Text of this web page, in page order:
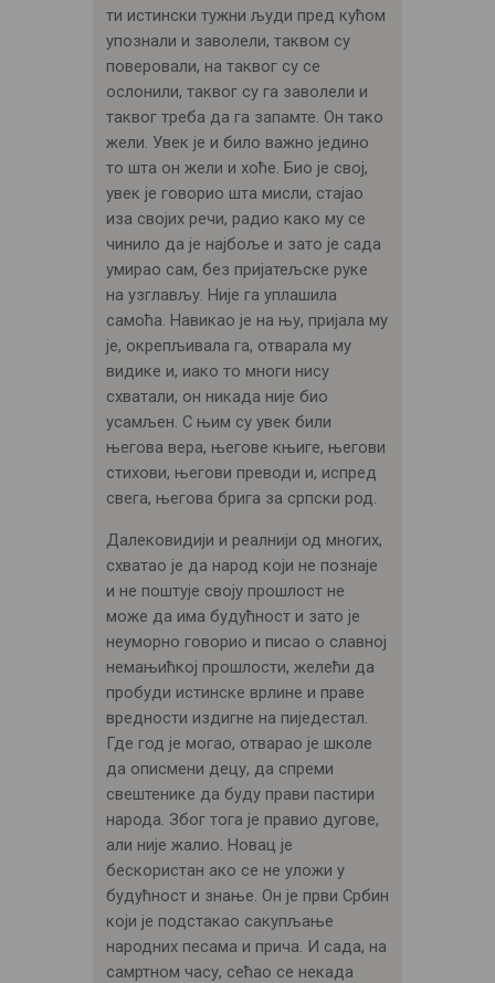
ти истински тужни људи пред кућом
упознали и заволели, таквом су
поверовали, на таквог су се
ослонили, таквог су га заволели и
таквог треба да га запамте. Он тако
жели. Увек је и било важно једино
то шта он жели и хоће. Био је свој,
увек је говорио шта мисли, стајао
иза својих речи, радио како му се
чинило да је најбоље и зато је сада
умирао сам, без пријатељске руке
на узглављу. Није га уплашила
самоћа. Навикао је на њу, пријала му
је, окрепљивала га, отварала му
видике и, иако то многи нису
схватали, он никада није био
усамљен. С њим су увек били
његова вера, његове књиге, његови
стихови, његови преводи и, испред
свега, његова брига за српски род.
Далековидији и реалнији од многих,
схватао је да народ који не познаје
и не поштује своју прошлост не
може да има будућност и зато је
неуморно говорио и писао о славној
немањићкој прошлости, желећи да
пробуди истинске врлине и праве
вредности издигне на пиједестал.
Где год је могао, отварао је школе
да описмени децу, да спреми
свештенике да буду прави пастири
народа. Због тога је правио дугове,
али није жалио. Новац је
бескористан ако се не уложи у
будућност и знање. Он је први Србин
који је подстакао сакупљање
народних песама и прича. И сада, на
самртном часу, сећао се некада